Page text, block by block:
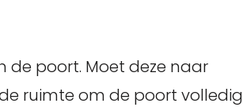
de poort. Moet deze naar
ruimte om de poort volledig